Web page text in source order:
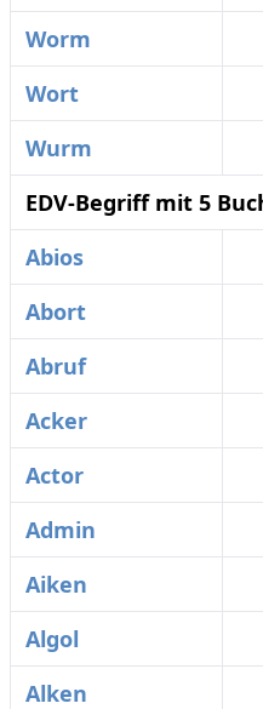
Worm
Wort
Wurm
EDV-Begriff mit 5
Abios
Abort
Abruf
Acker
Actor
Admin
Aiken
Algol
Alken